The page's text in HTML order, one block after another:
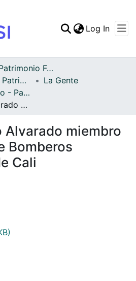
Statistics
Log In
Archivo del Patrimonio Fotográfico y Fílmico del Valle del Cauca
Fondo Archivo del Patrimonio Fotográfico y Fílmico del Valle del Cauca
La Gente
APFFVC - El Pueblo - Patrimonial
El señor Tulio Alvarado miembro del Cuerpo de Bomberos Voluntarios de Cali
Alvarado miembro
Bomberos
Cali